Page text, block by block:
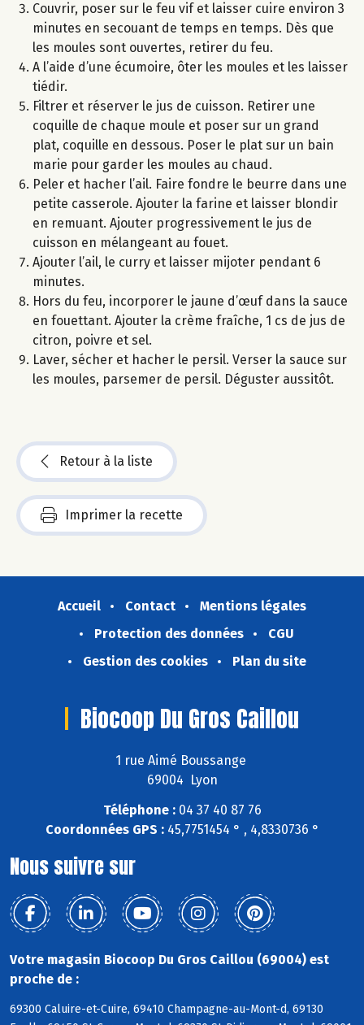
Couvrir, poser sur le feu vif et laisser cuire environ 3
minutes en secouant de temps en temps. Dès que
les moules sont ouvertes, retirer du feu.
A l’aide d’une écumoire, ôter les moules et les laisser
tiédir.
Filtrer et réserver le jus de cuisson. Retirer une
coquille de chaque moule et poser sur un grand
plat, coquille en dessous. Poser le plat sur un bain
marie pour garder les moules au chaud.
Peler et hacher l’ail. Faire fondre le beurre dans une
petite casserole. Ajouter la farine et laisser blondir
en remuant. Ajouter progressivement le jus de
cuisson en mélangeant au fouet.
Ajouter l’ail, le curry et laisser mijoter pendant 6
minutes.
Hors du feu, incorporer le jaune d’œuf dans la sauce
en fouettant. Ajouter la crème fraîche, 1 cs de jus de
citron, poivre et sel.
Laver, sécher et hacher le persil. Verser la sauce sur
les moules, parsemer de persil. Déguster aussitôt.
Retour à la liste
Imprimer la recette
Accueil Contact
Mentions légales
Protection des données
CGU
Gestion des cookies
Plan du site
Biocoop Du Gros Caillou
1 rue Aimé Boussange
69004 Lyon
Téléphone :04 37 40 87 76
Coordonnées GPS :45,7751454 ° , 4,8330736 °
Nous suivre sur
Votre magasin Biocoop Du Gros Caillou (69004) est
proche de :
69300 Caluire-et-Cuire, 69410 Champagne-au-Mont-d, 69130